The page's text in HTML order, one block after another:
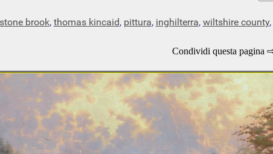
brook, thomas kincaid, pittura, inghilterra, wiltshire county,